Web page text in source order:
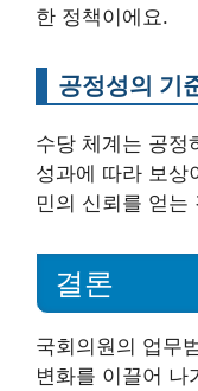
한 정책이에요.
공정성의 기
수당 체계는 공정
성과에 따라 보상
민의 신뢰를 얻는
결론
국회의원의 업무
변화를 이끌어 나